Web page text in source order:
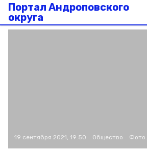
Портал Андроповского
округа
19 сентября 2021, 19:50 Общество Фото: